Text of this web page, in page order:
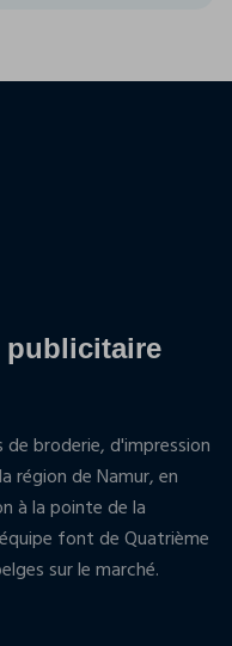
publicitaire
broderie, d'impression
région de Namur, en
à la pointe de la
font de Quatrième
sur le marché.